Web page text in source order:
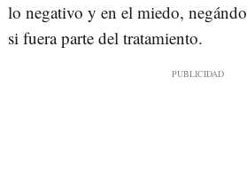
lo negativo y en el miedo,
si fuera parte del tratamiento.